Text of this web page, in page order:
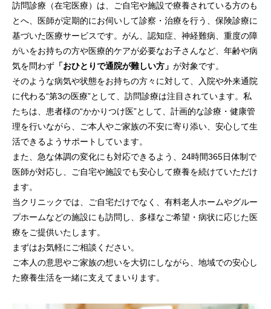
訪問診療（在宅医療）は、ご自宅や施設で療養されている方のも
とへ、医師が定期的にお伺いして診察・治療を行う、保険診療に
基づいた医療サービスです。がん、認知症、神経難病、重度の障
がいをお持ちの方や医療的ケアが必要なお子さんなど、年齢や病
気を問わず 「おひとりで通院が難しい方」 が対象です。
そのような病気や状態をお持ちの方々に対して、入院や外来通院
に代わる“第3の医療”として、訪問診療は注目されています。私
たちは、患者様の“かかりつけ医”として、計画的な診療・健康管
理を行いながら、ご本人やご家族の不安に寄り添い、安心して生
活できるようサポートしています。
また、急な体調の変化にも対応できるよう、24時間365日体制で
医師が対応し、ご自宅や施設でも安心して療養を続けていただけ
ます。
当クリニックでは、ご自宅だけでなく、有料老人ホームやグルー
プホームなどの施設にも訪問し、多様なご希望・病状に応じた医
療をご提供いたします。
まずはお気軽にご相談ください。
ご本人の意思やご家族の想いを大切にしながら、地域での安心し
た療養生活を一緒に支えてまいります。